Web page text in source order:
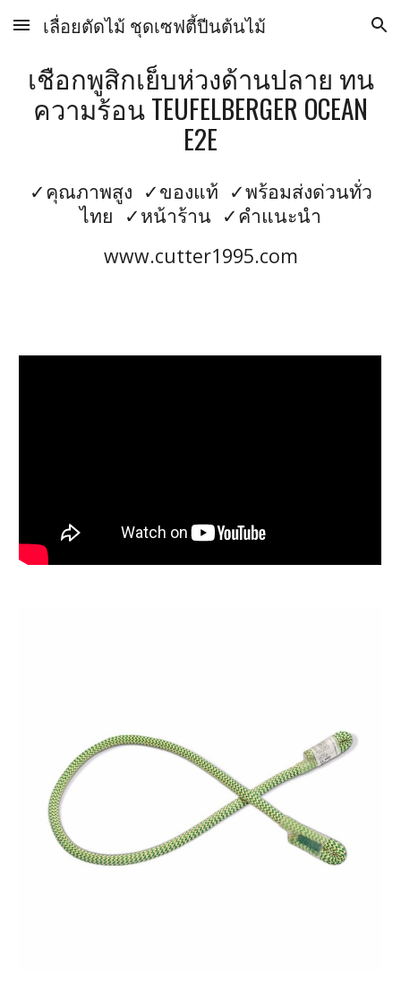
Skip to main content Skip to navigation
เลื่อยตัดไม้ ชุดเซฟตี้ปีนต้นไม้
เชือกพูสิกเย็บห่วงด้านปลาย ทน
ความร้อน TEUFELBERGER OCEAN
E2E
✓คุณภาพสูง ✓ของแท้ ✓พร้อมส่งด่วนทั่ว
ไทย ✓หน้าร้าน ✓คำแนะนำ
www.cutter1995.com